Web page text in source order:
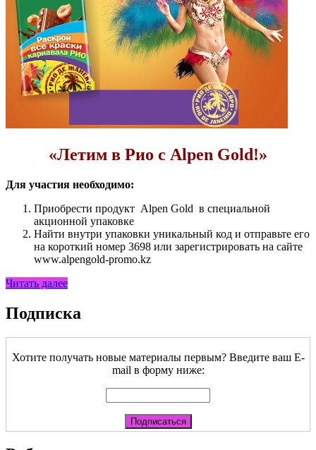
«Летим в Рио с Alpen Gold!»
Для участия необходимо:
Приобрести продукт Alpen Gold в специальной
акционной упаковке
Найти внутри упаковки уникальный код и отправьте его
на короткий номер 3698 или зарегистрировать на сайте
www.alpengold-promo.kz
Читать далее
Подписка
Хотите получать новые материалы первым? Введите ваш E-
mail в форму ниже: